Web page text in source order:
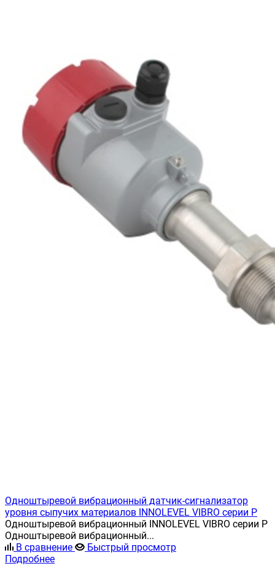
Одноштыревой вибрационный датчик-сигнализатор
уровня сыпучих материалов INNOLEVEL VIBRO серии P
Одноштыревой вибрационный INNOLEVEL VIBRO серии P
Одноштыревой вибрационный...
В сравнение
Быстрый просмотр
Подробнее